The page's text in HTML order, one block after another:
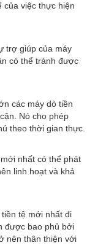
của việc thực hiện
trợ giúp của máy
có thể tránh được
các máy dò tiền
Nó cho phép
theo thời gian thực.
nhất có thể phát
linh hoạt và khả
tệ mới nhất đi
được bao phủ bởi
nên thân thiện với